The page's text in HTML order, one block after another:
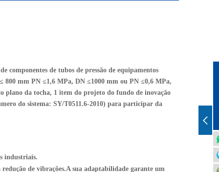
componentes de tubos de pressão de equipamentos
800 mm PN ≤1,6 MPa, DN ≤1000 mm ou PN ≤0,6 MPa,
plano da tocha, 1 item do projeto do fundo de inovação
do sistema: SY/T0511.6-2010) para participar da
industriais.
de vibrações.A sua adaptabilidade garante um